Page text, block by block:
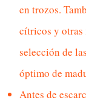
en trozos.
cítricos y otras
selección de
óptimo de
Antes de